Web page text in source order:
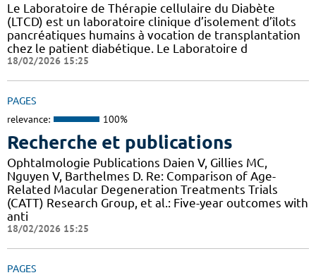
Le Laboratoire de Thérapie cellulaire du Diabète
(LTCD) est un laboratoire clinique d’isolement d’îlots
pancréatiques humains à vocation de transplantation
chez le patient diabétique. Le Laboratoire d
18/02/2026 15:25
PAGES
relevance: 100%
Recherche et publications
Ophtalmologie Publications Daien V, Gillies MC,
Nguyen V, Barthelmes D. Re: Comparison of Age-
Related Macular Degeneration Treatments Trials
(CATT) Research Group, et al.: Five-year outcomes with
anti
18/02/2026 15:25
PAGES